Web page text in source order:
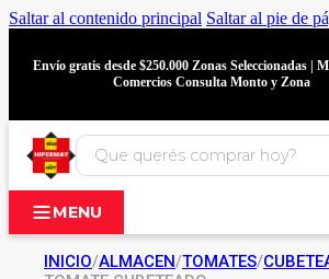
Saltar al contenido principal Saltar al pie de
Envío gratis desde $250.000 Zonas Seleccionadas |
Comercios Consulta Monto y Zona
MENU
INICIO/ALMACEN/TOMATES/